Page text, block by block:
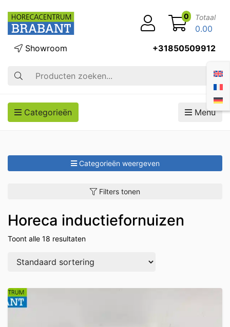
Zoek op
Showroom +31850509912
0 Totaal
0.00
Categorieën Menu
Categorieën weergeven
Filters tonen
Horeca inductiefornuizen
Toont alle 18 resultaten